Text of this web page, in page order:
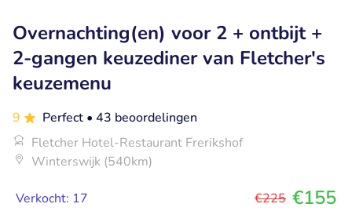
Overnachting(en) voor 2 + ontbijt +
2-gangen keuzediner van Fletcher's
keuzemenu
9 Perfect • 43 beoordelingen
Fletcher Hotel-Restaurant Frerikshof
Winterswijk (540km)
Verkocht: 17 €225 €155